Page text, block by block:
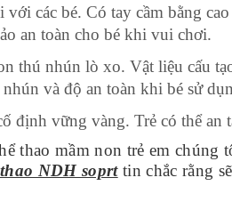
các bé. Có tay cầm bằng
an toàn cho bé khi vui chơi.
thú nhún lò xo. Vật liệu cấu
và độ an toàn khi bé sử
định vững vàng. Trẻ có thể
thao mầm non trẻ em chúng
NDH soprttin chắc rằng